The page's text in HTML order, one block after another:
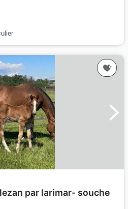
par larimar- souche